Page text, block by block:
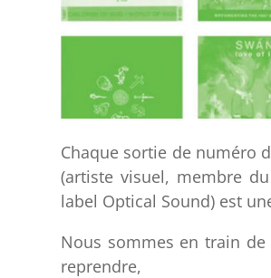
Chaque sortie de numéro
(artiste visuel, membre
label Optical Sound) est
Nous sommes en train
reprendre,